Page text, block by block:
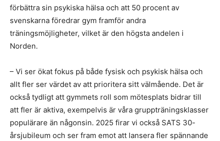
förbättra sin psykiska hälsa och att 50 procent av
svenskarna föredrar gym framför andra
träningsmöjligheter, vilket är den högsta andelen i
Norden.
– Vi ser ökat fokus på både fysisk och psykisk hälsa och
allt fler ser värdet av att prioritera sitt välmående. Det är
också tydligt att gymmets roll som mötesplats bidrar till
att fler är aktiva, exempelvis är våra gruppträningsklasser
populärare än någonsin. 2025 firar vi också SATS 30-
årsjubileum och ser fram emot att lansera fler spännande